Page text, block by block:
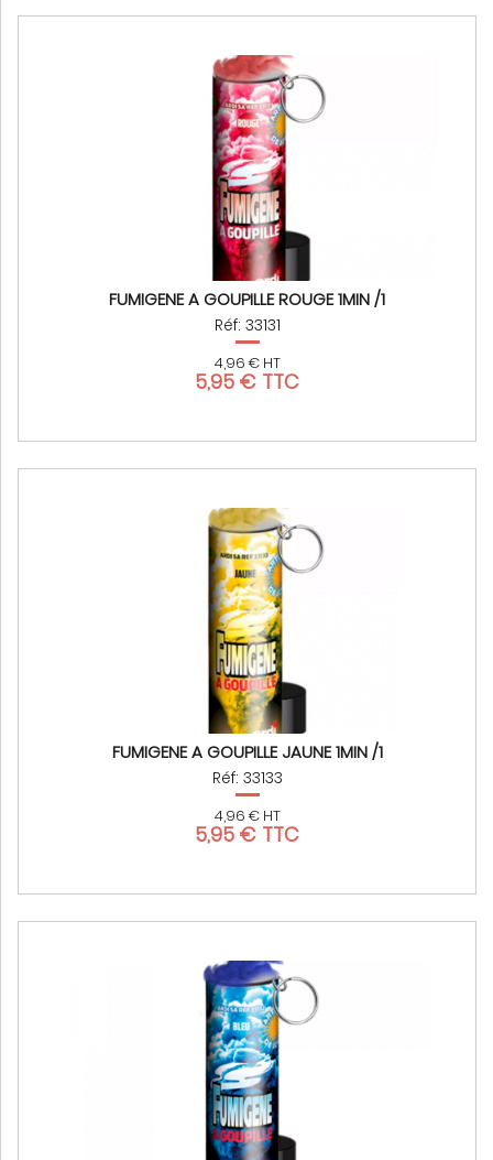
FUMIGENE A GOUPILLE ROUGE 1MIN /1
Réf: 33131
4,96 € HT
5,95 € TTC
FUMIGENE A GOUPILLE JAUNE 1MIN /1
Réf: 33133
4,96 € HT
5,95 € TTC